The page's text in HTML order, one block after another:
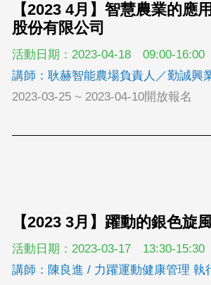
【2023 4月】智慧農業的
股份有限公司
活動日期：2023-04-18 09:00-16:00
講師：耿赫智能農場負責人／勤誠興
2023-03-25 ~ 2023-04-10開放報名
【2023 3月】躍動的銀色旋
活動日期：2023-03-17 13:30-15:30
講師：陳良進 / 力躍運動健康管理 執